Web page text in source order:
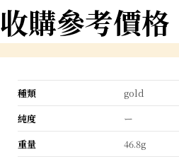
收購參考價格
種類
gold
純度
ー
重量
46.8g